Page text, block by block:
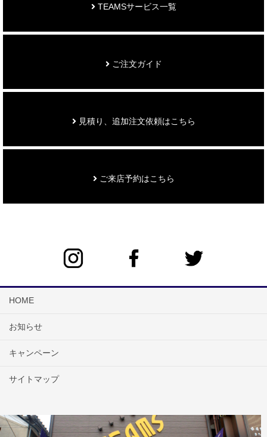
TEAMSサービス一覧
ご注文ガイド
見積り、追加注文依頼はこちら
ご来店予約はこちら
HOME
お知らせ
キャンペーン
サイトマップ